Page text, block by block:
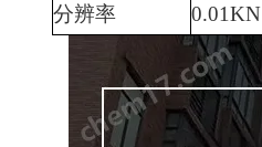
分辨率
0.01KN